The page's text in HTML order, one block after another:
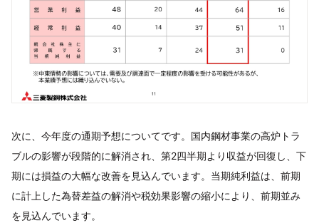
次に、今年度の通期予想についてです。国内鋼材事業の高炉トラ
ブルの影響が段階的に解消され、第2四半期より収益が回復し、下
期には損益の大幅な改善を見込んでいます。当期純利益は、前期
に計上した為替差益の解消や税効果影響の縮小により、前期並み
を見込んでいます。